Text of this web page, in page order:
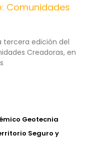
Comunidades
tercera edición del
Creadoras, en
Geotecnia
Seguro y